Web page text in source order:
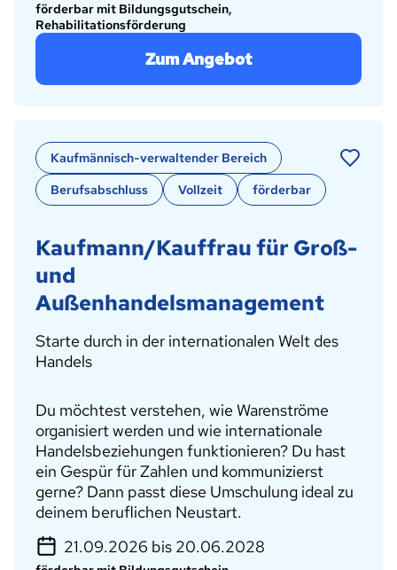
förderbar mit Bildungsgutschein,
Rehabilitationsförderung
Zum Angebot
Kaufmännisch-verwaltender Bereich
Berufsabschluss
Vollzeit förderbar
Kaufmann/Kauffrau für Groß-
und
Außenhandelsmanagement
Starte durch in der internationalen Welt des
Handels
Du möchtest verstehen, wie Warenströme
organisiert werden und wie internationale
Handelsbeziehungen funktionieren? Du hast
ein Gespür für Zahlen und kommunizierst
gerne? Dann passt diese Umschulung ideal zu
deinem beruflichen Neustart.
21.09.2026 bis 20.06.2028